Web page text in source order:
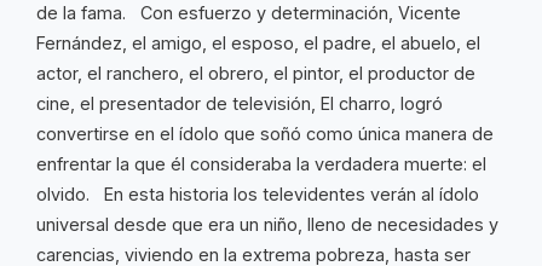
de la fama. Con esfuerzo y determinación, Vicente
Fernández, el amigo, el esposo, el padre, el abuelo, el
actor, el ranchero, el obrero, el pintor, el productor de
cine, el presentador de televisión, El charro, logró
convertirse en el ídolo que soñó como única manera de
enfrentar la que él consideraba la verdadera muerte: el
olvido. En esta historia los televidentes verán al ídolo
universal desde que era un niño, lleno de necesidades y
carencias, viviendo en la extrema pobreza, hasta ser